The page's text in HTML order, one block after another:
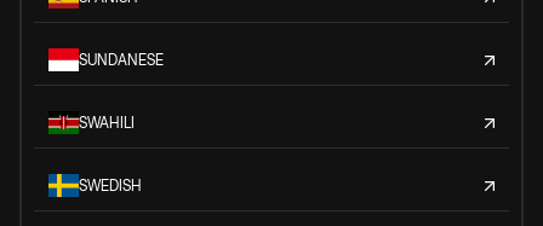
SUNDANESE
SWAHILI
SWEDISH